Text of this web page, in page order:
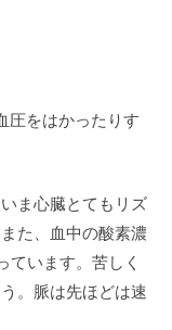
圧をはかったりす
ま心臓とてもリズ
た、血中の酸素濃
ています。苦しく
。脈は先ほどは速